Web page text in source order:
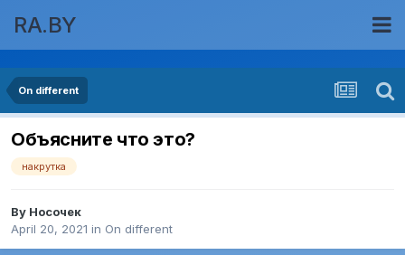
RA.BY
On different
Объясните что это?
накрутка
By Носочек
April 20, 2021 in On different